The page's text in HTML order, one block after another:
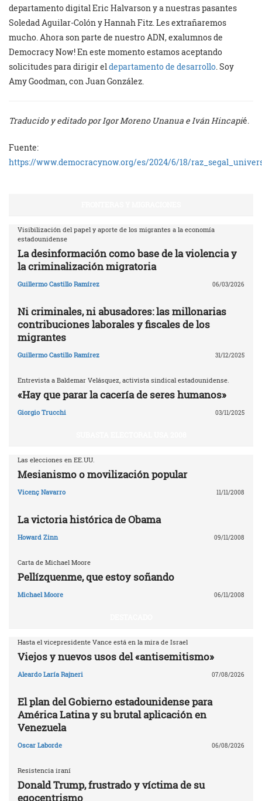
departamento digital Eric Halvarson y a nuestras pasantes
Soledad Aguilar-Colón y Hannah Fitz. Les extrañaremos
mucho. Ahora son parte de nuestro ADN, exalumnos de
Democracy Now! En este momento estamos aceptando
solicitudes para dirigir eldepartamento de desarrollo. Soy
Amy Goodman, con Juan González.
Traducido y editado por Igor Moreno Unanua e Iván Hincapié.
Fuente:
https://www.democracynow.org/es/2024/6/18/
Visibilización del papel y aporte de los migrantes a la economía
estadounidense
La desinformación como base de la violencia y
la criminalización migratoria
Guillermo Castillo Ramírez 06/03/2026
Ni criminales, ni abusadores: las millonarias
contribuciones laborales y fiscales de los
migrantes
Guillermo Castillo Ramírez 31/12/2025
Entrevista a Baldemar Velásquez, activista sindical estadounidense.
«Hay que parar la cacería de seres humanos»
Giorgio Trucchi 03/11/2025
Las elecciones en EE.UU.
Mesianismo o movilización popular
Vicenç Navarro 11/11/2008
La victoria histórica de Obama
Howard Zinn 09/11/2008
Carta de Michael Moore
Pellízquenme, que estoy soñando
Michael Moore 06/11/2008
Hasta el vicepresidente Vance está en la mira de Israel
Viejos y nuevos usos del «antisemitismo»
Aleardo Laría Rajneri 07/08/2026
El plan del Gobierno estadounidense para
América Latina y su brutal aplicación en
Venezuela
Oscar Laborde 06/08/2026
Resistencia iraní
Donald Trump, frustrado y víctima de su
egocentrismo